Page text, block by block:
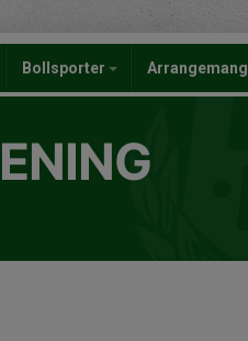
Bollsporter Arrangemang